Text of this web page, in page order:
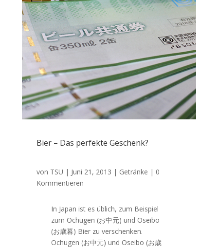
Bier – Das perfekte Geschenk?
von TSU | Juni 21, 2013 | Getränke | 0
Kommentieren
In Japan ist es üblich, zum Beispiel
zum Ochugen (お中元) und Oseibo
(お歳暮) Bier zu verschenken.
Ochugen (お中元) und Oseibo (お歳